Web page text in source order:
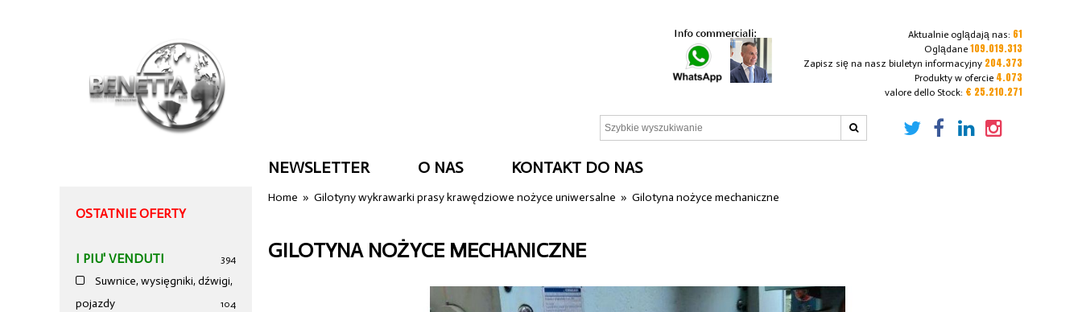
Aktualnie oglądają nas: 61
Oglądane 109.019.313
Zapisz się na nasz biuletyn informacyjny 204.373
Produkty w ofercie 4.073
valore dello Stock: € 25.210.271
NEWSLETTER O NAS KONTAKT DO NAS
OSTATNIE OFERTY
I PIU' VENDUTI 394
Suwnice, wysięgniki, dźwigi,
pojazdy
104
Home »Gilotyny wykrawarki prasy krawędziowe nożyce uniwersalne »Gilotyna nożyce mechaniczne
GILOTYNA NOŻYCE MECHANICZNE